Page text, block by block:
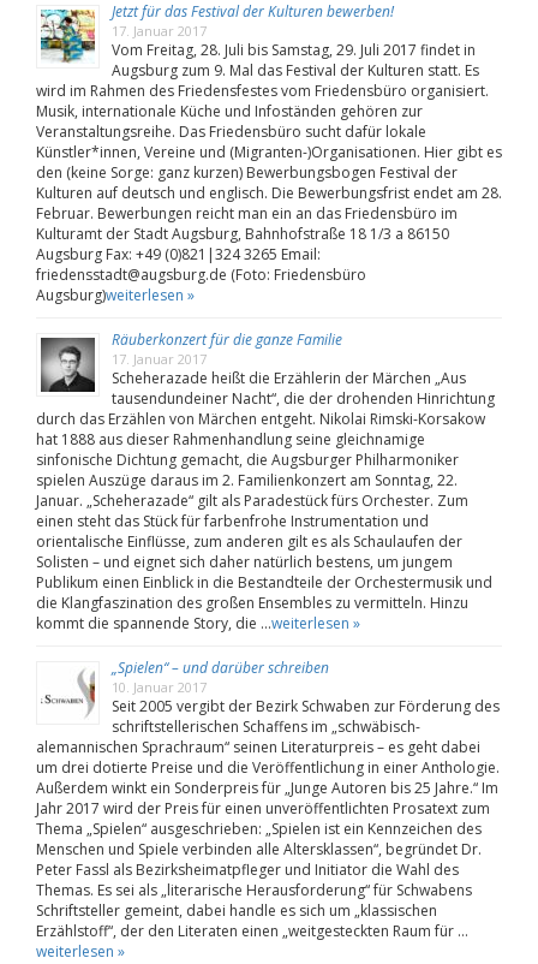
Jetzt für das Festival der Kulturen bewerben!
17. Januar 2017
Vom Freitag, 28. Juli bis Samstag, 29. Juli 2017 findet in
Augsburg zum 9. Mal das Festival der Kulturen statt. Es
wird im Rahmen des Friedensfestes vom Friedensbüro organisiert.
Musik, internationale Küche und Infoständen gehören zur
Veranstaltungsreihe. Das Friedensbüro sucht dafür lokale
Künstler*innen, Vereine und (Migranten-)Organisationen. Hier gibt es
den (keine Sorge: ganz kurzen) Bewerbungsbogen Festival der
Kulturen auf deutsch und englisch. Die Bewerbungsfrist endet am 28.
Februar. Bewerbungen reicht man ein an das Friedensbüro im
Kulturamt der Stadt Augsburg, Bahnhofstraße 18 1/3 a 86150
Augsburg Fax: +49 (0)821|324 3265 Email:
friedensstadt@augsburg.de (Foto: Friedensbüro
Augsburg)weiterlesen »
Räuberkonzert für die ganze Familie
17. Januar 2017
Scheherazade heißt die Erzählerin der Märchen „Aus
tausendundeiner Nacht“, die der drohenden Hinrichtung
durch das Erzählen von Märchen entgeht. Nikolai Rimski-Korsakow
hat 1888 aus dieser Rahmenhandlung seine gleichnamige
sinfonische Dichtung gemacht, die Augsburger Philharmoniker
spielen Auszüge daraus im 2. Familienkonzert am Sonntag, 22.
Januar. „Scheherazade“ gilt als Paradestück fürs Orchester. Zum
einen steht das Stück für farbenfrohe Instrumentation und
orientalische Einflüsse, zum anderen gilt es als Schaulaufen der
Solisten – und eignet sich daher natürlich bestens, um jungem
Publikum einen Einblick in die Bestandteile der Orchestermusik und
die Klangfaszination des großen Ensembles zu vermitteln. Hinzu
kommt die spannende Story, die …weiterlesen »
„Spielen“ – und darüber schreiben
10. Januar 2017
Seit 2005 vergibt der Bezirk Schwaben zur Förderung des
schriftstellerischen Schaffens im „schwäbisch-
alemannischen Sprachraum“ seinen Literaturpreis – es geht dabei
um drei dotierte Preise und die Veröffentlichung in einer Anthologie.
Außerdem winkt ein Sonderpreis für „Junge Autoren bis 25 Jahre.“ Im
Jahr 2017 wird der Preis für einen unveröffentlichten Prosatext zum
Thema „Spielen“ ausgeschrieben: „Spielen ist ein Kennzeichen des
Menschen und Spiele verbinden alle Altersklassen“, begründet Dr.
Peter Fassl als Bezirksheimatpfleger und Initiator die Wahl des
Themas. Es sei als „literarische Herausforderung“ für Schwabens
Schriftsteller gemeint, dabei handle es sich um „klassischen
Erzählstoff“, der den Literaten einen „weitgesteckten Raum für …
weiterlesen »